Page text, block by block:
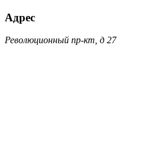
Адрес
Революционный пр-кт, д 27